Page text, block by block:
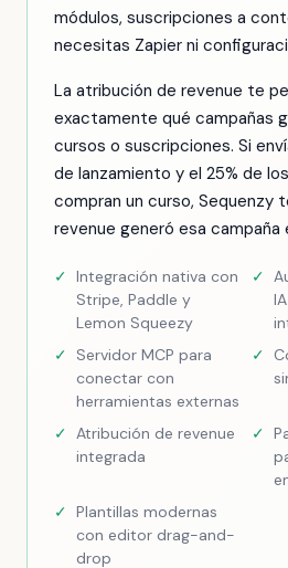
módulos, suscripciones a
necesitas Zapier ni
La atribución de revenue te
exactamente qué campañas
cursos o suscripciones. Si
de lanzamiento y el 25% de
compran un curso, Sequenzy
revenue generó esa campaña
✓ Integración nativa con
Stripe, Paddle y
Lemon Squeezy
✓
✓
Servidor MCP para
conectar con
herramientas externas
✓
✓ Atribución de revenue
integrada
✓
✓ Plantillas modernas
con editor drag-and-
drop